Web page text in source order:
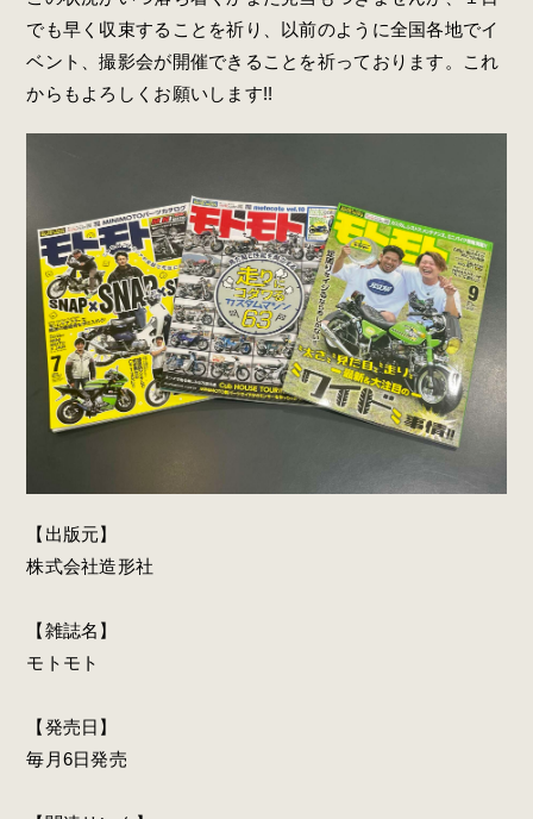
でも早く収束することを祈り、以前のように全国各地でイ
ベント、撮影会が開催できることを祈っております。これ
からもよろしくお願いします!!
【出版元】
株式会社造形社
【雑誌名】
モトモト
【発売日】
毎月6日発売